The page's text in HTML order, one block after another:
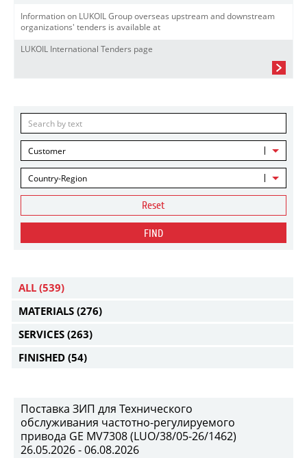
Information on LUKOIL Group overseas upstream and downstream
organizations' tenders is available at
LUKOIL International Tenders page
Customer
Country-Region
Reset
FIND
ALL (539)
MATERIALS (276)
SERVICES (263)
FINISHED (54)
Поставка ЗИП для Технического
обслуживания частотно-регулируемого
привода GE MV7308 (LUO/38/05-26/1462)
26.05.2026 - 06.08.2026